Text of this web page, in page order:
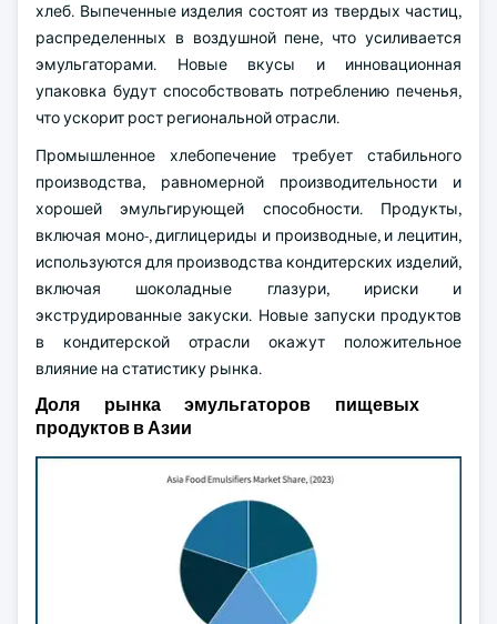
хлеб. Выпеченные изделия состоят из твердых частиц,
распределенных в воздушной пене, что усиливается
эмульгаторами. Новые вкусы и инновационная
упаковка будут способствовать потреблению печенья,
что ускорит рост региональной отрасли.
Промышленное хлебопечение требует стабильного
производства, равномерной производительности и
хорошей эмульгирующей способности. Продукты,
включая моно-, диглицериды и производные, и лецитин,
используются для производства кондитерских изделий,
включая шоколадные глазури, ириски и
экструдированные закуски. Новые запуски продуктов
в кондитерской отрасли окажут положительное
влияние на статистику рынка.
Доля рынка эмульгаторов пищевых
продуктов в Азии